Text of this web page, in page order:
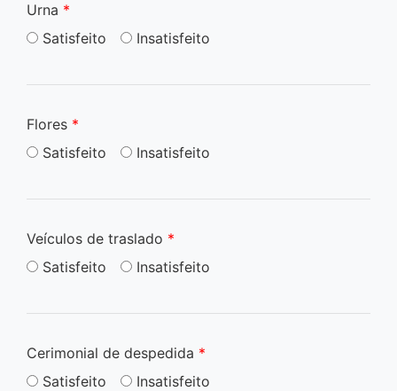
Urna *
Satisfeito
Insatisfeito
Flores *
Satisfeito
Insatisfeito
Veículos de traslado *
Satisfeito
Insatisfeito
Cerimonial de despedida *
Satisfeito
Insatisfeito